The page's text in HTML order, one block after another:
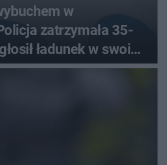
w
zatrzymała 35-
ładunek w swoim